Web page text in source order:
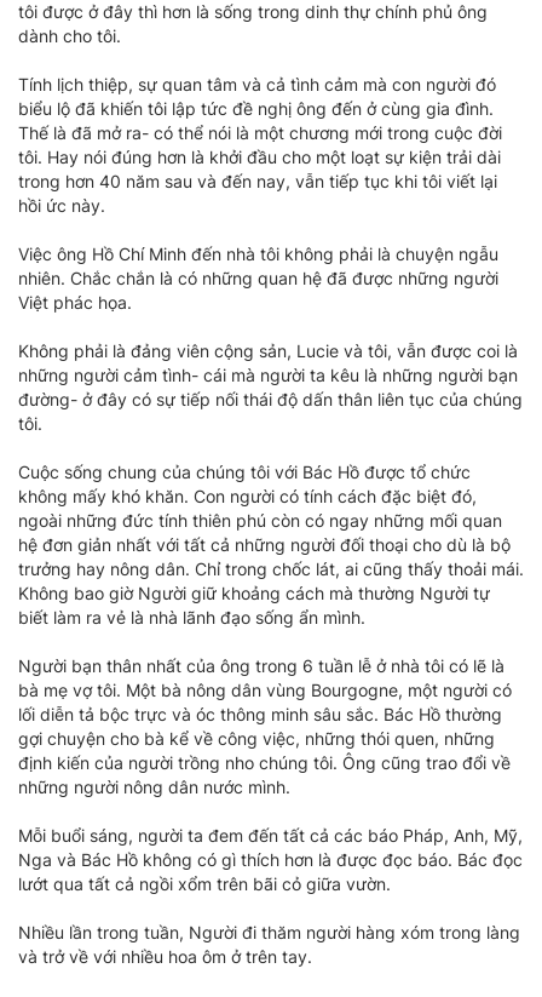
tôi được ở đây thì hơn là sống trong dinh thự chính phủ ông
dành cho tôi.
Tính lịch thiệp, sự quan tâm và cả tình cảm mà con người đó
biểu lộ đã khiến tôi lập tức đề nghị ông đến ở cùng gia đình.
Thế là đã mở ra- có thể nói là một chương mới trong cuộc đời
tôi. Hay nói đúng hơn là khởi đầu cho một loạt sự kiện trải dài
trong hơn 40 năm sau và đến nay, vẫn tiếp tục khi tôi viết lại
hồi ức này.
Việc ông Hồ Chí Minh đến nhà tôi không phải là chuyện ngẫu
nhiên. Chắc chắn là có những quan hệ đã được những người
Việt phác họa.
Không phải là đảng viên cộng sản, Lucie và tôi, vẫn được coi là
những người cảm tình- cái mà người ta kêu là những người bạn
đường- ở đây có sự tiếp nối thái độ dấn thân liên tục của chúng
tôi.
Cuộc sống chung của chúng tôi với Bác Hồ được tổ chức
không mấy khó khăn. Con người có tính cách đặc biệt đó,
ngoài những đức tính thiên phú còn có ngay những mối quan
hệ đơn giản nhất với tất cả những người đối thoại cho dù là bộ
trưởng hay nông dân. Chỉ trong chốc lát, ai cũng thấy thoải mái.
Không bao giờ Người giữ khoảng cách mà thường Người tự
biết làm ra vẻ là nhà lãnh đạo sống ẩn mình.
Người bạn thân nhất của ông trong 6 tuần lễ ở nhà tôi có lẽ là
bà mẹ vợ tôi. Một bà nông dân vùng Bourgogne, một người có
lối diễn tả bộc trực và óc thông minh sâu sắc. Bác Hồ thường
gợi chuyện cho bà kể về công việc, những thói quen, những
định kiến của người trồng nho chúng tôi. Ông cũng trao đổi về
những người nông dân nước mình.
Mỗi buổi sáng, người ta đem đến tất cả các báo Pháp, Anh, Mỹ,
Nga và Bác Hồ không có gì thích hơn là được đọc báo. Bác đọc
lướt qua tất cả ngồi xổm trên bãi cỏ giữa vườn.
Nhiều lần trong tuần, Người đi thăm người hàng xóm trong làng
và trở về với nhiều hoa ôm ở trên tay.